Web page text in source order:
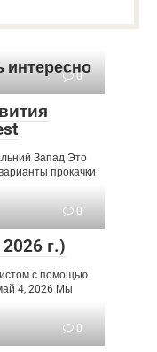
интересно
0
Запад Это
прокачки
0
г.)
с помощью
4, 2026 Мы
0